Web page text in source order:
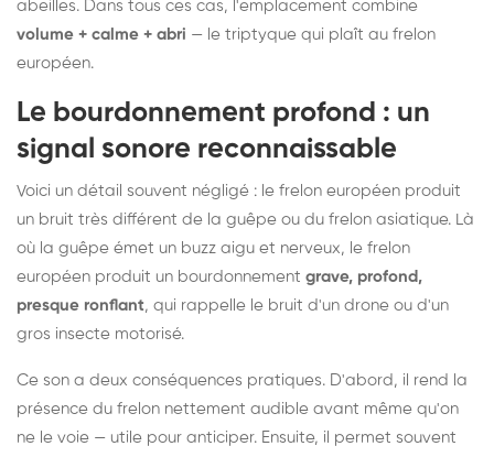
abeilles. Dans tous ces cas, l'emplacement combine
volume + calme + abri — le triptyque qui plaît au frelon
européen.
Le bourdonnement profond : un
signal sonore reconnaissable
Voici un détail souvent négligé : le frelon européen produit
un bruit très différent de la guêpe ou du frelon asiatique. Là
où la guêpe émet un buzz aigu et nerveux, le frelon
européen produit un bourdonnement grave, profond,
presque ronflant, qui rappelle le bruit d'un drone ou d'un
gros insecte motorisé.
Ce son a deux conséquences pratiques. D'abord, il rend la
présence du frelon nettement audible avant même qu'on
ne le voie — utile pour anticiper. Ensuite, il permet souvent